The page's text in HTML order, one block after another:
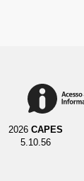
2026 CAPES
5.10.56